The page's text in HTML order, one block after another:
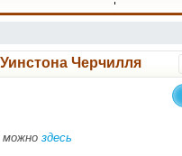
Черчилля
можно здесь